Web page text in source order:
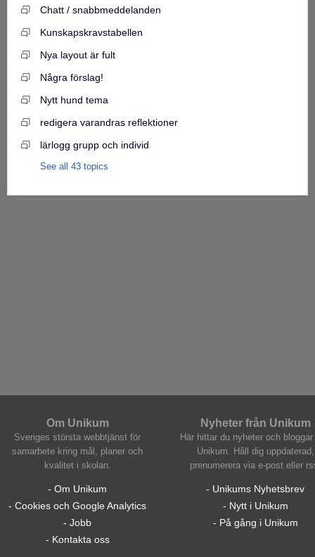
Chatt / snabbmeddelanden
Kunskapskravstabellen
Nya layout är fult
Några förslag!
Nytt hund tema
redigera varandras reflektioner
lärlogg grupp och individ
See all 43 topics
Om Unikum
Sveriges största webbtjänst för
samarbete kring mål, planer och
kvalitet i skolan.
- Om Unikum
- Cookies och Google Analytics
- Jobb
- Kontakta oss
Nyheter från Unikum
Här hittar du nyheter och bloggar
Unikum. Håll dig uppdaterad,
prenumerera via e-post eller
- Unikums Nyhetsbrev
- Nytt i Unikum
- På gång i Unikum